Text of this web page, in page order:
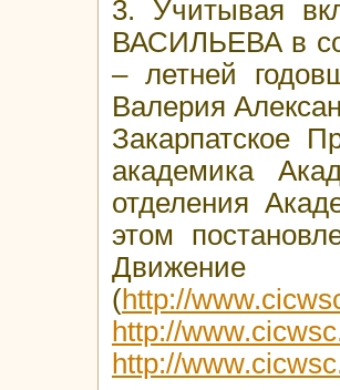
3. Учитывая
ВАСИЛЬЕВА в
– летней
Валерия
Закарпатское
академика
отделения
этом
(http://
http://
http://